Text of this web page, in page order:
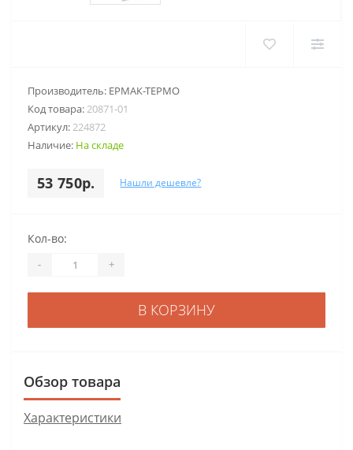
Производитель: ЕРМАК-ТЕРМО
Код товара:20871-01
Артикул:224872
Наличие: На складе
53 750р. Нашли дешевле?
Кол-во:
- +
В КОРЗИНУ
Обзор товара
Характеристики